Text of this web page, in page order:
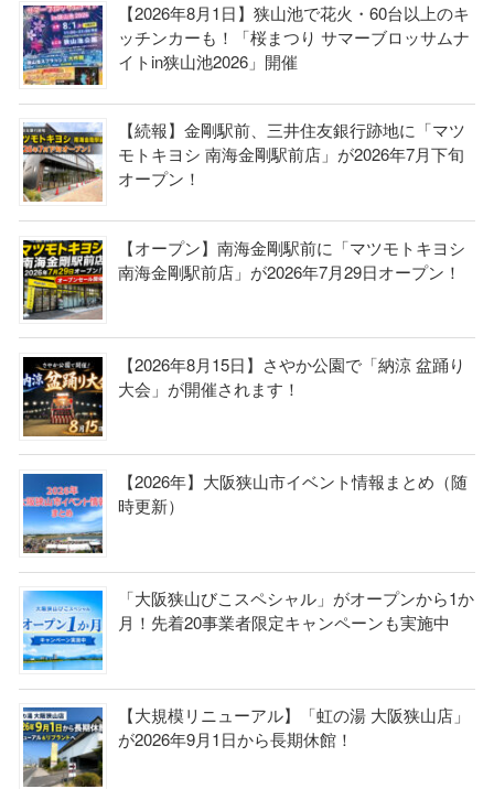
【2026年8月1日】狭山池で花火・60台以上のキ
ッチンカーも！「桜まつり サマーブロッサムナ
イトin狭山池2026」開催
【続報】金剛駅前、三井住友銀行跡地に「マツ
モトキヨシ 南海金剛駅前店」が2026年7月下旬
オープン！
【オープン】南海金剛駅前に「マツモトキヨシ
南海金剛駅前店」が2026年7月29日オープン！
【2026年8月15日】さやか公園で「納涼 盆踊り
大会」が開催されます！
【2026年】大阪狭山市イベント情報まとめ（随
時更新）
「大阪狭山びこスペシャル」がオープンから1か
月！先着20事業者限定キャンペーンも実施中
【大規模リニューアル】「虹の湯 大阪狭山店」
が2026年9月1日から長期休館！